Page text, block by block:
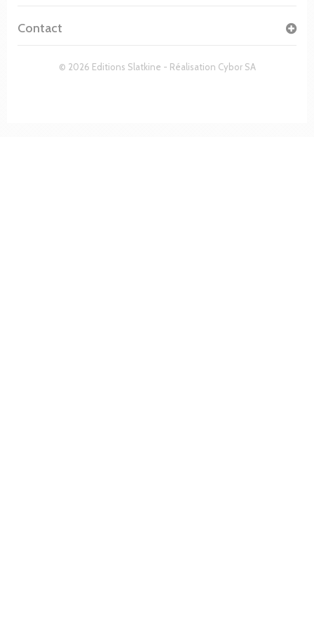
© 2026 Editions Slatkine - Réalisation Cybor SA
Contact